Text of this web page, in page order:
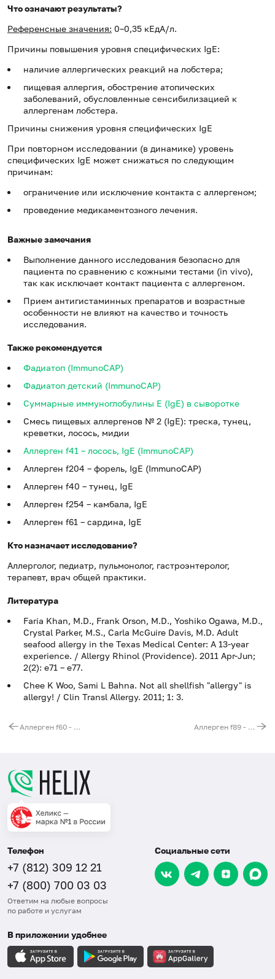
Что означают результаты?
Референсные значения: 0–0,35 кЕдА/л.
Причины повышения уровня специфических IgE:
наличие аллергических реакций на лобстера;
пищевая аллергия, обострение атопических
заболеваний, обусловленные сенсибилизацией к
аллергенам лобстера.
Причины снижения уровня специфических IgE
При повторном исследовании (в динамике) уровень
специфических IgE может снижаться по следующим
причинам:
ограничение или исключение контакта с аллергеном;
проведение медикаментозного лечения.
Важные замечания
Выполнение данного исследования безопасно для
пациента по сравнению с кожными тестами (in vivo),
так как исключает контакт пациента с аллергеном.
Прием антигистаминных препаратов и возрастные
особенности не влияют на качество и точность
исследования.
Также рекомендуется
Фадиатоп (ImmunoCAP)
Фадиатоп детский (ImmunoCAP)
Суммарные иммуноглобулины E (IgE) в сыворотке
Смесь пищевых аллергенов № 2 (IgE): треска, тунец,
креветки, лосось, мидии
Аллерген f41 – лосось, IgE (ImmunoCAP)
Аллерген f204 – форель, IgE (ImmunoCAP)
Аллерген f40 – тунец, IgE
Аллерген f254 – камбала, IgE
Аллерген f61 – сардина, IgE
Кто назначает исследование?
Аллерголог, педиатр, пульмонолог, гастроэнтеролог,
терапевт, врач общей практики.
Литература
Faria Khan, M.D., Frank Orson, M.D., Yoshiko Ogawa, M.D.,
Crystal Parker, M.S., Carla McGuire Davis, M.D. Adult
seafood allergy in the Texas Medical Center: A 13-year
experience. / Allergy Rhinol (Providence). 2011 Apr-Jun;
2(2): e71 – e77.
Chee K Woo, Sami L Bahna. Not all shellfish "allergy" is
allergy! / Clin Transl Allergy. 2011; 1: 3.
Аллерген f60 - ставрида, IgE (ImmunoCAP) Аллерген f89 - горчица, IgE (ImmunoCAP)
Телефон
+7 (812) 309 12 21
+7 (800) 700 03 03
Ответим на любые вопросы
по работе и услугам
Социальные сети
В приложении удобнее